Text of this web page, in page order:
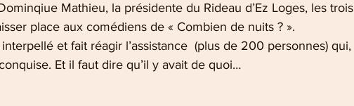
Mathieu, la présidente du Rideau d’Ez Loges, les trois
place aux comédiens de « Combien de nuits ? ».
et fait réagir l’assistance  (plus de 200 personnes) qui,
Et il faut dire qu’il y avait de quoi…